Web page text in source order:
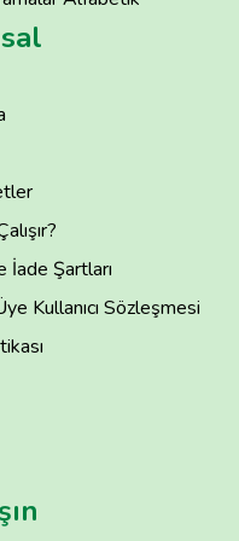
İade Şartları
Kullanıcı Sözleşmesi